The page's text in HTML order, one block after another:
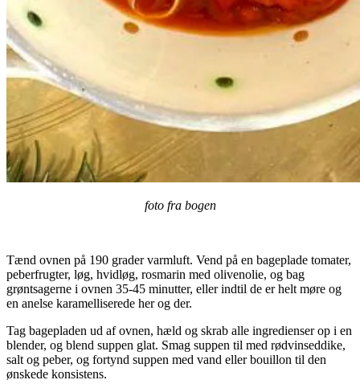
foto fra bogen
Tænd ovnen på 190 grader varmluft. Vend på en bageplade tomater,
peberfrugter, løg, hvidløg, rosmarin med olivenolie, og bag
grøntsagerne i ovnen 35-45 minutter, eller indtil de er helt møre og
en anelse karamelliserede her og der.
Tag bagepladen ud af ovnen, hæld og skrab alle ingredienser op i en
blender, og blend suppen glat. Smag suppen til med rødvinseddike,
salt og peber, og fortynd suppen med vand eller bouillon til den
ønskede konsistens.